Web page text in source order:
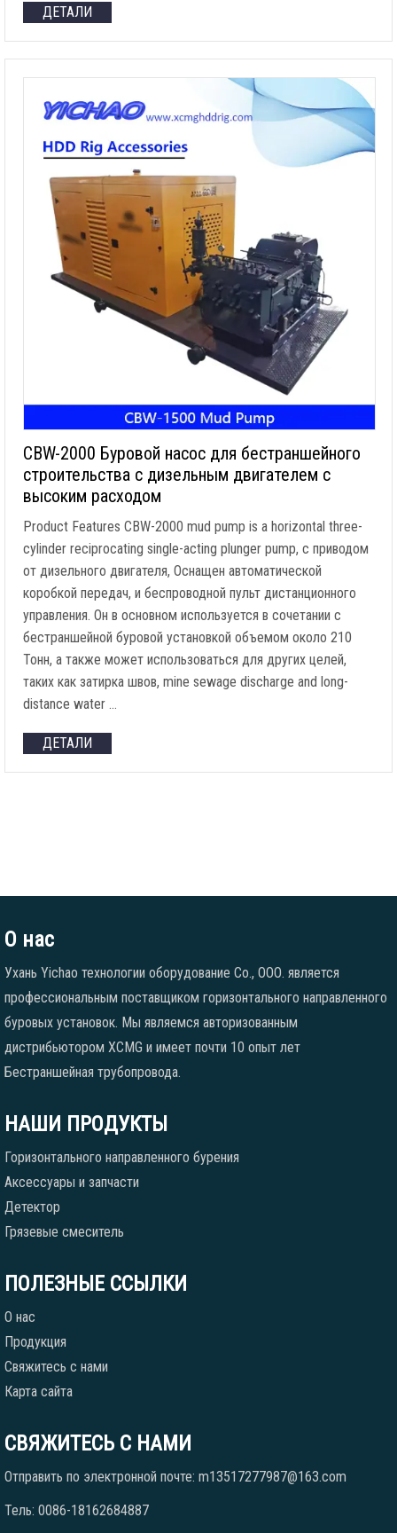
ДЕТАЛИ
CBW-2000 Буровой насос для бестраншейного
строительства с дизельным двигателем с
высоким расходом
Product Features CBW-2000 mud pump is a horizontal three-
cylinder reciprocating single-acting plunger pump, с приводом
от дизельного двигателя, Оснащен автоматической
коробкой передач, и беспроводной пульт дистанционного
управления. Он в основном используется в сочетании с
бестраншейной буровой установкой объемом около 210
Тонн, а также может использоваться для других целей,
таких как затирка швов, mine sewage discharge and long-
distance water …
ДЕТАЛИ
О нас
Ухань Yichao технологии оборудование Co., ООО. является
профессиональным поставщиком горизонтального направленного
буровых установок. Мы являемся авторизованным
дистрибьютором XCMG и имеет почти 10 опыт лет
Бестраншейная трубопровода.
НАШИ ПРОДУКТЫ
Горизонтального направленного бурения
Аксессуары и запчасти
Детектор
Грязевые смеситель
ПОЛЕЗНЫЕ ССЫЛКИ
О нас
Продукция
Свяжитесь с нами
Карта сайта
СВЯЖИТЕСЬ С НАМИ
Отправить по электронной почте: m13517277987@163.com
Тель: 0086-18162684887